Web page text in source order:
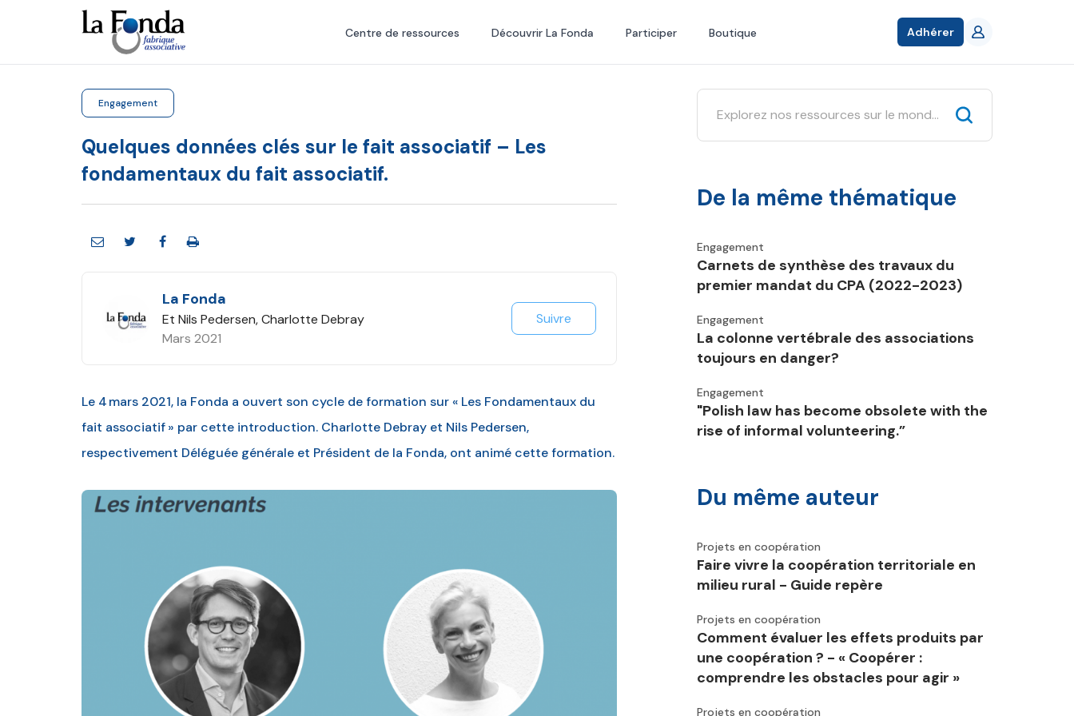
principal
Centre de ressources Découvrir La Fonda Participer Boutique Adhérer
Engagement
Quelques données clés sur le fait associatif – Les
fondamentaux du fait associatif.
La Fonda
Et Nils Pedersen, Charlotte Debray
Mars 2021
Suivre
Le 4 mars 2021, la Fonda a ouvert son cycle de formation sur « Les Fondamentaux du
fait associatif » par cette introduction. Charlotte Debray et Nils Pedersen,
respectivement Déléguée générale et Président de la Fonda, ont animé cette formation.
De la même thématique
Engagement
Carnets de synthèse des travaux du
premier mandat du CPA (2022-2023)
Engagement
La colonne vertébrale des associations
toujours en danger?
Engagement
"Polish law has become obsolete with the
rise of informal volunteering.”
Du même auteur
Projets en coopération
Faire vivre la coopération territoriale en
milieu rural - Guide repère
Projets en coopération
Comment évaluer les effets produits par
une coopération ? - « Coopérer :
comprendre les obstacles pour agir »
Projets en coopération